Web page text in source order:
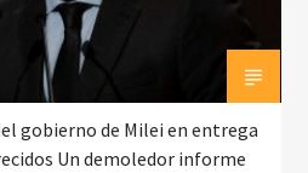
gobierno de Milei en entrega
Un demoledor informe